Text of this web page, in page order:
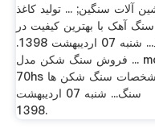
آلات سنگین; ... تولید کاغذ
سنگ آهک با بهترین کیفیت در
تولید... شنبه 07 ارديبهشت 1398.
... فروش سنگ شکن مدل mcm
70hs مشخصات سنگ شکن ها
سنگ... شنبه 07 ارديبهشت
1398.